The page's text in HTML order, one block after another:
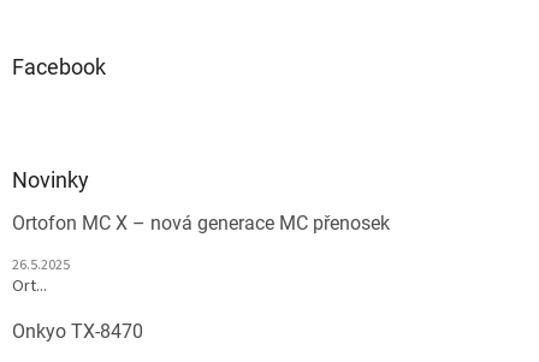
Facebook
Novinky
Ortofon MC X – nová generace MC přenosek
26.5.2025
Ort...
Onkyo TX-8470